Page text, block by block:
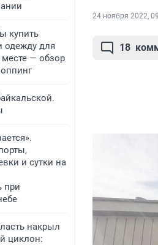
купить
одежду для
— обзор
и сутки на
при
накрыл
циклон:
24 ноября 2022,
18